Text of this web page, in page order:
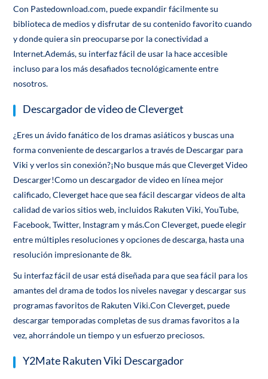
Con Pastedownload.com, puede expandir fácilmente su
biblioteca de medios y disfrutar de su contenido favorito cuando
y donde quiera sin preocuparse por la conectividad a
Internet.Además, su interfaz fácil de usar la hace accesible
incluso para los más desafiados tecnológicamente entre
nosotros.
Descargador de video de Cleverget
¿Eres un ávido fanático de los dramas asiáticos y buscas una
forma conveniente de descargarlos a través de Descargar para
Viki y verlos sin conexión?¡No busque más que Cleverget Video
Descarger!Como un descargador de video en línea mejor
calificado, Cleverget hace que sea fácil descargar videos de alta
calidad de varios sitios web, incluidos Rakuten Viki, YouTube,
Facebook, Twitter, Instagram y más.Con Cleverget, puede elegir
entre múltiples resoluciones y opciones de descarga, hasta una
resolución impresionante de 8k.
Su interfaz fácil de usar está diseñada para que sea fácil para los
amantes del drama de todos los niveles navegar y descargar sus
programas favoritos de Rakuten Viki.Con Cleverget, puede
descargar temporadas completas de sus dramas favoritos a la
vez, ahorrándole un tiempo y un esfuerzo preciosos.
Y2Mate Rakuten Viki Descargador